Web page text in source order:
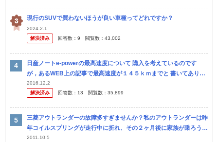
現行のSUVで買わないほうが良い車種ってどれですか？
2024.2.1
解決済み
回答数： 9 閲覧数： 43,002
日産ノートe-powerの最高速度について 購入を考えているのです
が，あるWEB上の記事で最高速度が１４５ｋｍまでと 書いてありま
した。 本当なのでしょうか？ 確かに，アコードハイブリッドやア...
2016.12.2
解決済み
回答数： 13 閲覧数： 35,899
三菱アウトランダーの故障多すぎませんか？私のアウトランダーは昨
年コイルスプリングが走行中に折れ、その２ヶ月後に家族が乗ろうと
足を乗せた時に別のコイルスプリングが折れました。 保証は過ぎて
2011.10.5